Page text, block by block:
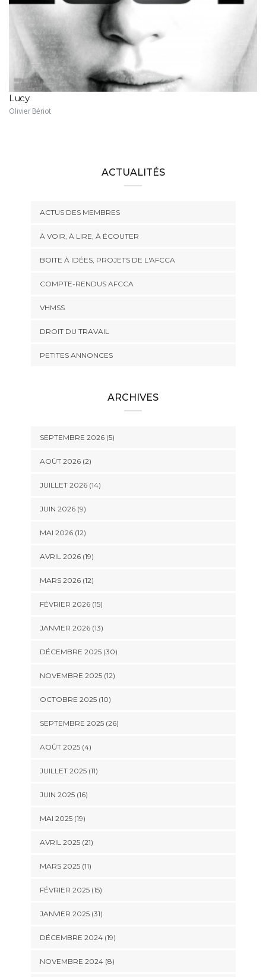
Lucy
Olivier Bériot
ACTUALITÉS
ACTUS DES MEMBRES
À VOIR, À LIRE, À ÉCOUTER
BOITE À IDÉES, PROJETS DE L'AFCCA
COMPTE-RENDUS AFCCA
VHMSS
DROIT DU TRAVAIL
PETITES ANNONCES
ARCHIVES
SEPTEMBRE 2026 (5)
AOÛT 2026 (2)
JUILLET 2026 (14)
JUIN 2026 (9)
MAI 2026 (12)
AVRIL 2026 (19)
MARS 2026 (12)
FÉVRIER 2026 (15)
JANVIER 2026 (13)
DÉCEMBRE 2025 (30)
NOVEMBRE 2025 (12)
OCTOBRE 2025 (10)
SEPTEMBRE 2025 (26)
AOÛT 2025 (4)
JUILLET 2025 (11)
JUIN 2025 (16)
MAI 2025 (19)
AVRIL 2025 (21)
MARS 2025 (11)
FÉVRIER 2025 (15)
JANVIER 2025 (31)
DÉCEMBRE 2024 (19)
NOVEMBRE 2024 (8)